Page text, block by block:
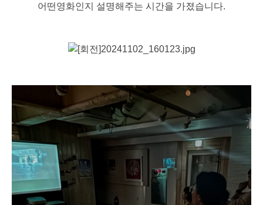
어떤영화인지 설명해주는 시간을 가졌습니다.